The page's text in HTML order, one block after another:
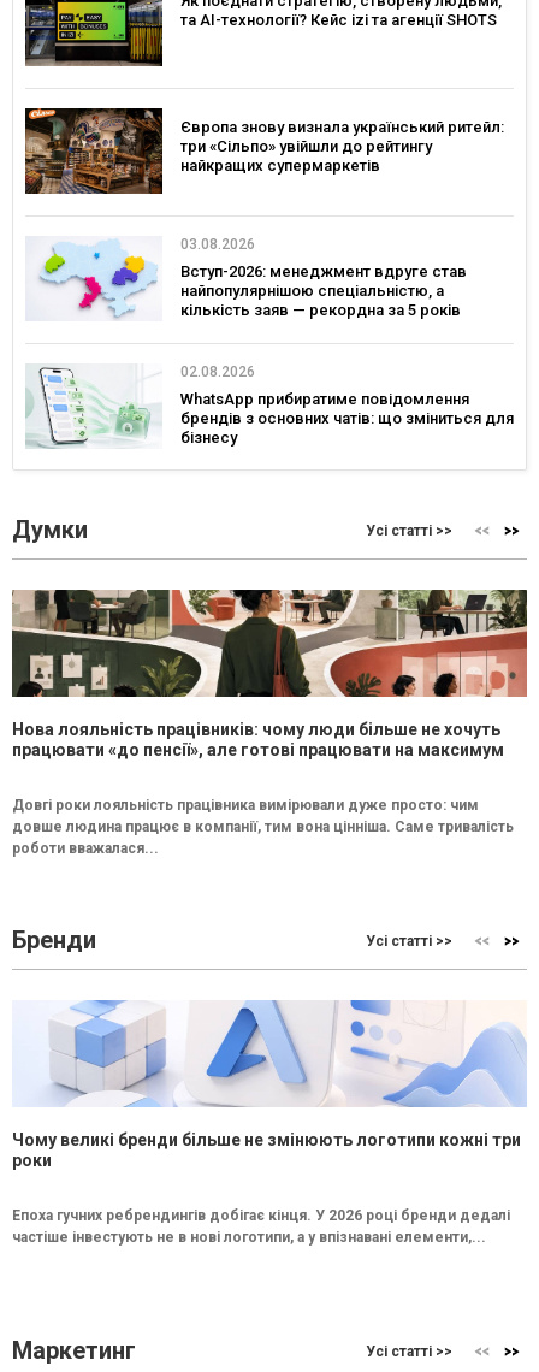
та AI-технології? Кейс izi та агенції SHOTS
Європа знову визнала український ритейл:
три «Сільпо» увійшли до рейтингу
найкращих супермаркетів
03.08.2026
Вступ-2026: менеджмент вдруге став
найпопулярнішою спеціальністю, а
кількість заяв — рекордна за 5 років
02.08.2026
WhatsApp прибиратиме повідомлення
брендів з основних чатів: що зміниться для
бізнесу
Думки Усі статті >>
Нова лояльність працівників: чому люди більше не хочуть
працювати «до пенсії», але готові працювати на максимум
Довгі роки лояльність працівника вимірювали дуже просто: чим
довше людина працює в компанії, тим вона цінніша. Саме тривалість
роботи вважалася...
Бренди Усі статті >>
Чому великі бренди більше не змінюють логотипи кожні три
роки
Епоха гучних ребрендингів добігає кінця. У 2026 році бренди дедалі
частіше інвестують не в нові логотипи, а у впізнавані елементи,...
Маркетинг Усі статті >>